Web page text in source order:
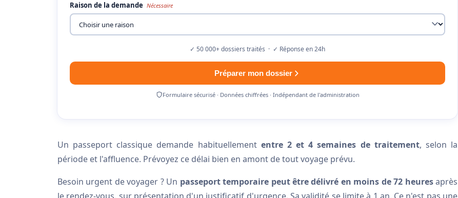
Raison de la demande Nécessaire
✓ 50 000+ dossiers traités · ✓ Réponse en 24h
Préparer mon dossier
Formulaire sécurisé · Données chiffrées · Indépendant de l'administration
Un passeport classique demande habituellement entre 2 et 4 semaines de traitement, selon la
période et l'affluence. Prévoyez ce délai bien en amont de tout voyage prévu.
Besoin urgent de voyager ? Un passeport temporaire peut être délivré en moins de 72 heuresaprès